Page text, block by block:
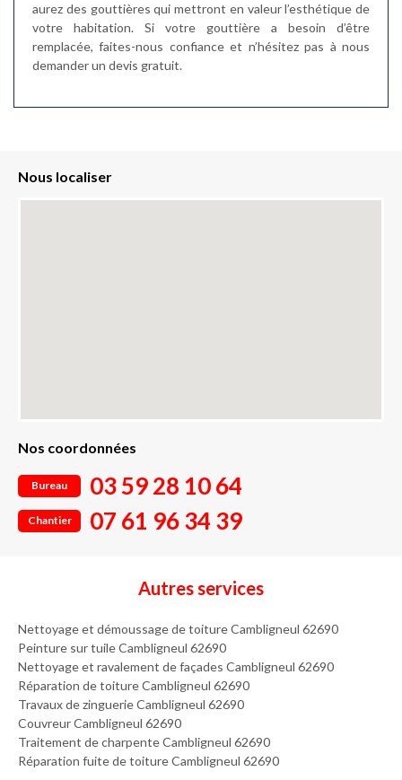
aurez des gouttières qui mettront en valeur l’esthétique de
votre habitation. Si votre gouttière a besoin d’être
remplacée, faites-nous confiance et n’hésitez pas à nous
demander un devis gratuit.
Nous localiser
Nos coordonnées
Bureau 03 59 28 10 64
Chantier 07 61 96 34 39
Autres services
Nettoyage et démoussage de toiture Cambligneul 62690
Peinture sur tuile Cambligneul 62690
Nettoyage et ravalement de façades Cambligneul 62690
Réparation de toiture Cambligneul 62690
Travaux de zinguerie Cambligneul 62690
Couvreur Cambligneul 62690
Traitement de charpente Cambligneul 62690
Réparation fuite de toiture Cambligneul 62690